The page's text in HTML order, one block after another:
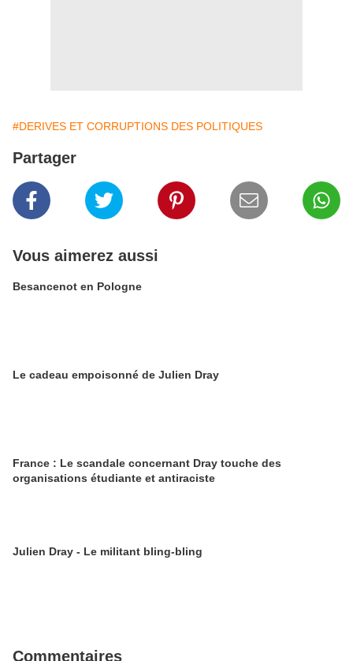
#DERIVES ET CORRUPTIONS DES POLITIQUES
Partager
Vous aimerez aussi
Besancenot en Pologne
Le cadeau empoisonné de Julien Dray
France : Le scandale concernant Dray touche des
organisations étudiante et antiraciste
Julien Dray - Le militant bling-bling
Commentaires